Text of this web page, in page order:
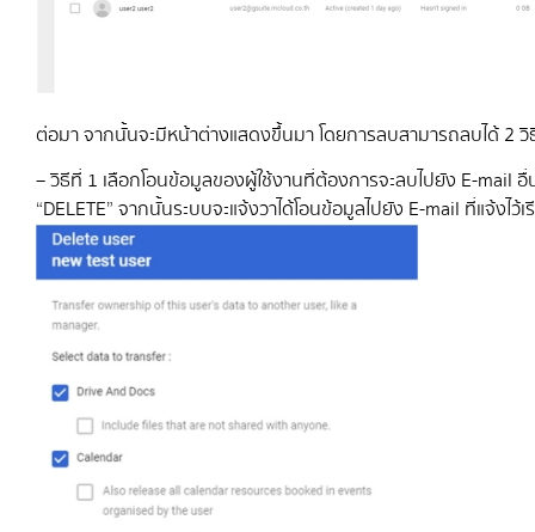
ต่อมา จากนั้นจะมีหน้าต่างแสดงขึ้นมา โดยการลบสามารถลบได้ 2
– วิธีที่ 1 เลือกโอนข้อมูลของผู้ใช้งานที่ต้องการจะลบไปยัง E-mail
“DELETE” จากนั้นระบบจะแจ้งวาได้โอนข้อมูลไปยัง E-mail ที่แจ้งไ